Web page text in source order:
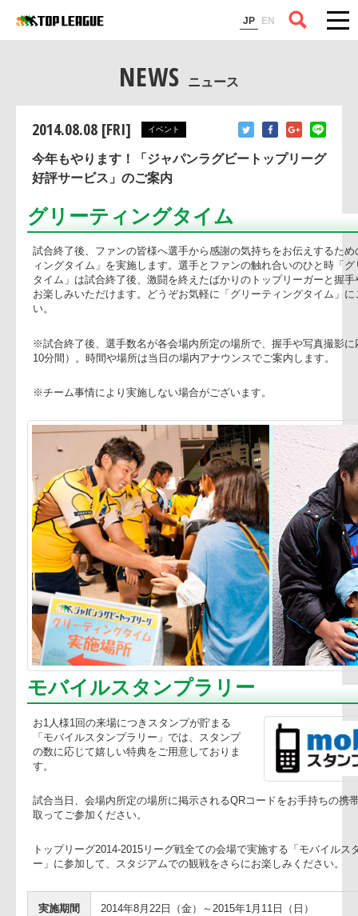
JP EN
コラム
NEWS ニュース
2014.08.08 [FRI] イベント
今年もやります！「ジャパンラグビートップリーグ
好評サービス」のご案内
グリーティングタイム
試合終了後、ファンの皆様へ選手から感謝の気持ちをお伝え
ィングタイム」を実施します。選手とファンの触れ合いのひ
タイム」は試合終了後、激闘を終えたばかりのトップリーガ
い。
10分間）。時間や場所は当日の場内アナウンスでご案内しま
※チーム事情により実施しない場合がございます。
モバイルスタンプラリー
お1人様1回の来場につきスタンプが貯まる
「モバイルスタンプラリー」では、スタンプ
す。
試合当日、会場内所定の場所に掲示されるQRコードをお手持
取ってご参加ください。